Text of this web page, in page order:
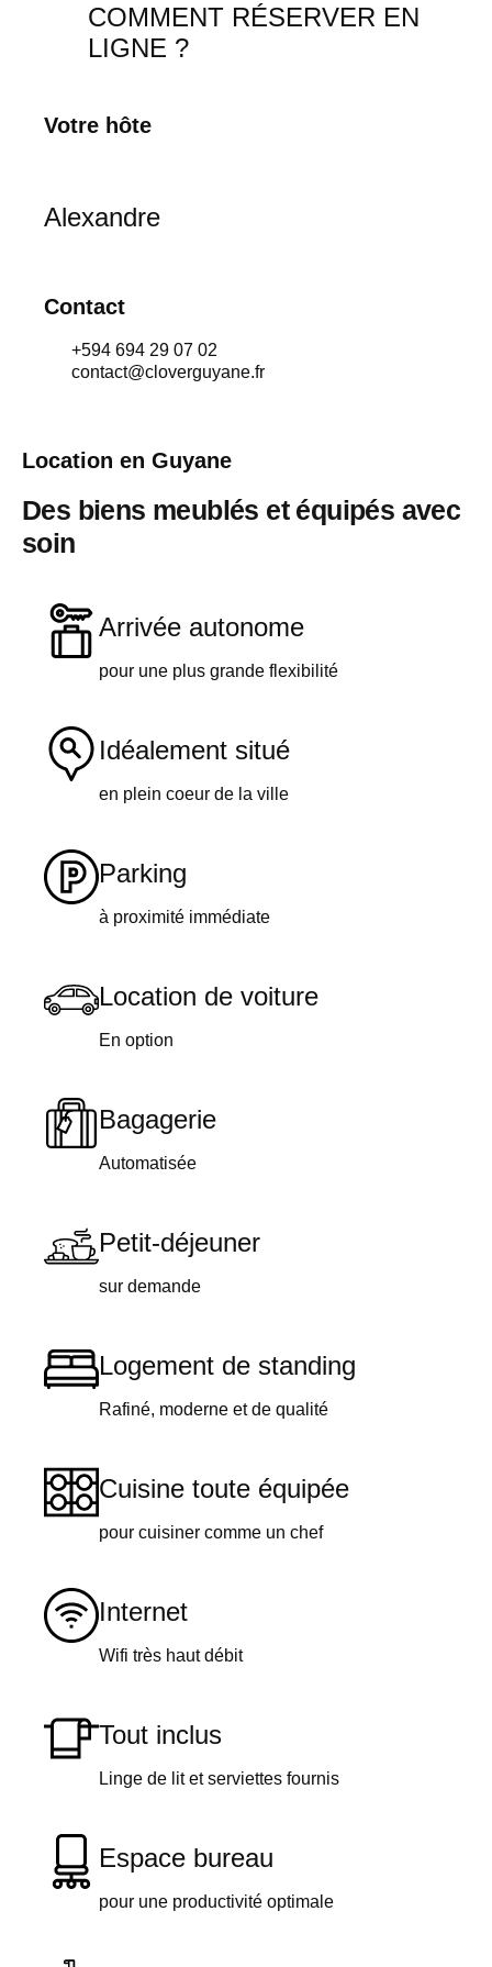
COMMENT RÉSERVER EN
LIGNE ?
Votre hôte
Alexandre
Contact
+594 694 29 07 02
contact@cloverguyane.fr
Location en Guyane
Des biens meublés et équipés avec
soin
Arrivée autonome
pour une plus grande flexibilité​
Idéalement situé
en plein coeur de la ville
Parking
à proximité immédiate
Location de voiture
En option
Bagagerie
Automatisée
Petit-déjeuner
sur demande
Logement de standing
Rafiné, moderne et de qualité
Cuisine toute équipée
pour cuisiner comme un chef
Internet
Wifi très haut débit
Tout inclus
Linge de lit et serviettes fournis
Espace bureau
pour une productivité optimale